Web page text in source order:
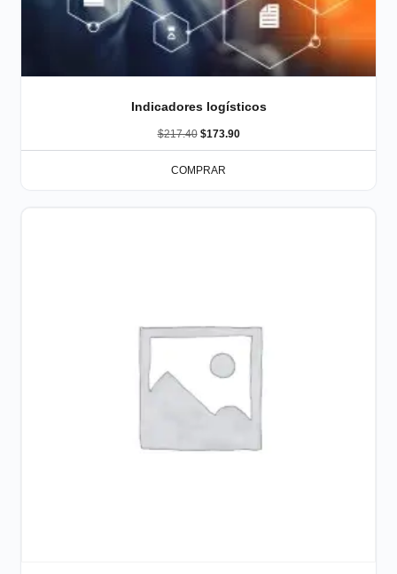
Indicadores logísticos
$217.40 $173.90
COMPRAR